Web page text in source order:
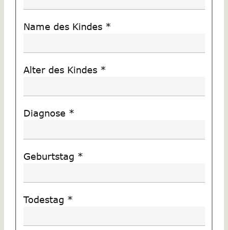
Name des Kindes *
Alter des Kindes *
Diagnose *
Geburtstag *
Todestag *